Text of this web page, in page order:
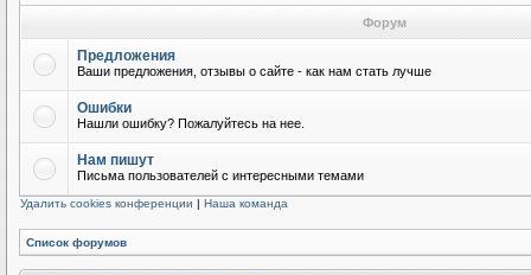
Форум
Предложения
Ваши предложения, отзывы о сайте - как нам стать лучше
Ошибки
Нашли ошибку? Пожалуйтесь на нее.
Нам пишут
Письма пользователей с интересными темами
Удалить cookies конференции | Наша команда
Список форумов